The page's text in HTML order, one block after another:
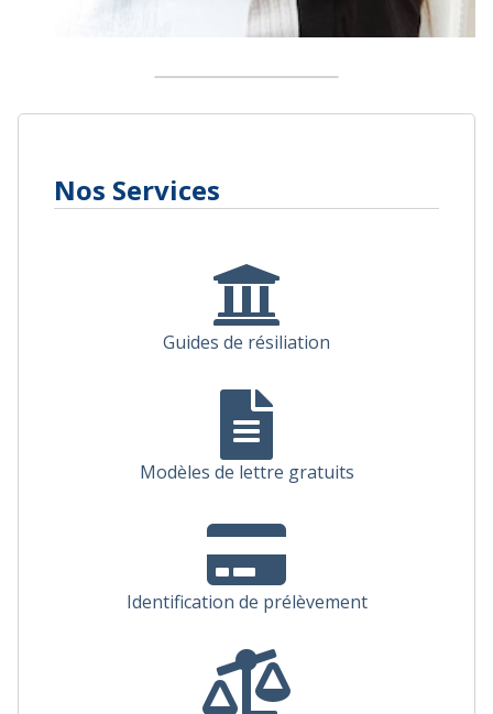
Nos Services
Guides de résiliation
Modèles de lettre gratuits
Identification de prélèvement